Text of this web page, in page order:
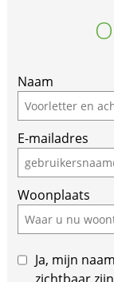
Naam
E-mailadres
Woonplaats
Ja, mijn